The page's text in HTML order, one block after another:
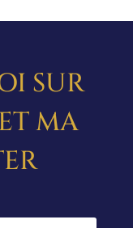
SUR
MA